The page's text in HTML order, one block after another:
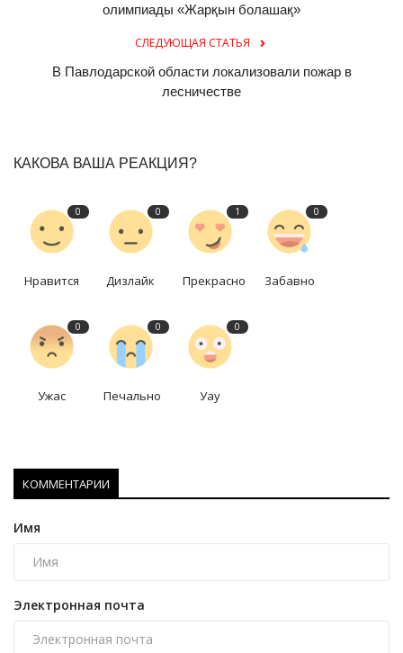
олимпиады «Жарқын болашақ»
СЛЕДУЮЩАЯ СТАТЬЯ
В Павлодарской области локализовали пожар в
лесничестве
КАКОВА ВАША РЕАКЦИЯ?
0
Нравится
0
Дизлайк
1
Прекрасно
0
Забавно
0
Ужас
0
Печально
0
Уау
КОММЕНТАРИИ
Имя
Электронная почта